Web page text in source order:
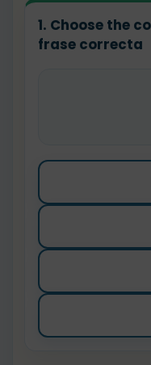
1. Choose the
frase correcta